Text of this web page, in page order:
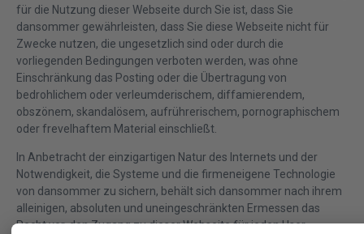
für die Nutzung dieser Webseite durch Sie ist, dass Sie
dansommer gewährleisten, dass Sie diese Webseite nicht für
Zwecke nutzen, die ungesetzlich sind oder durch die
vorliegenden Bedingungen verboten werden, was ohne
Einschränkung das Posting oder die Übertragung von
bedrohlichem oder verleumderischem, diffamierendem,
obszönem, skandalösem, aufrührerischem, pornographischem
oder frevelhaftem Material einschließt.
In Anbetracht der einzigartigen Natur des Internets und der
Notwendigkeit, die Systeme und die firmeneigene Technologie
von dansommer zu sichern, behält sich dansommer nach ihrem
alleinigen, absoluten und uneingeschränkten Ermessen das
Recht vor, den Zugang zu dieser Webseite für jeden User